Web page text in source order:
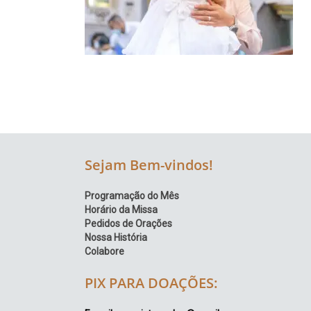
Região
Episcopal
Sé
Sejam Bem-vindos!
Programação do Mês
Horário da Missa
Pedidos de Orações
Nossa História
Colabore
PIX PARA DOAÇÕES: